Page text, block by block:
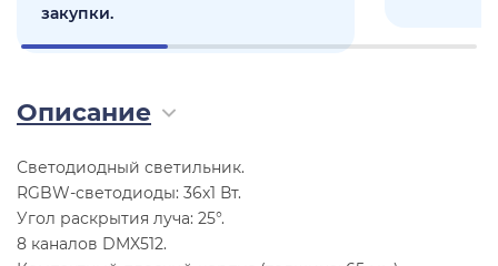
закупки.
Описание
Светодиодный светильник.
RGBW-светодиоды: 36х1 Вт.
Угол раскрытия луча: 25°.
8 каналов DMX512.